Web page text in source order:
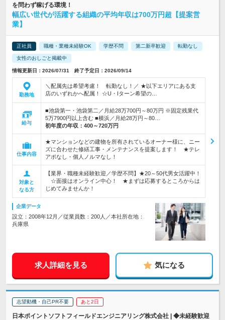
を問わず稼げる環境！
幅広い世代が活躍する組織の平均年収は700万円超【提案営
業】
正社員 職種・業種未経験OK 学歴不問 第二新卒歓迎 転勤なし
女性のおしごと掲載中
情報更新日：2026/07/31 終了予定日：2026/09/14
勤務地
＼配属先は希望考慮！ 転勤なし！／ ★以下エリアにある支
店のいずれかへ配属！ ☆U・Iターン希望の…
給与
■池袋第一・池袋第二／月給28万700円～80万円 ※固定残業代
5万7900円以上含む ■横浜／月給28万円～80…
初年度の年収： 400～720万円
仕事内容
★マンションなどの建物を所有されているオーナー様に、ニー
ズに合わせた修繕工事・メンテナンスを提案します！ ★テレ
アポなし・個人ノルマなし！
対象と
なる方
【業界・職種未経験歓迎／学歴不問】★20～50代男女活躍中！
☆面接はオンライン中心！ ★まずは応募するところからは
じめてみませんか！
企業データ
設立：2008年12月／従業員数：200人／本社所在地：
兵庫県
求人詳細を見る 気になる
志望動機・自己PR不要 あと2日
日本ポイントソフトフィールドエンジニアリング株式会社 | ◆未経験歓迎